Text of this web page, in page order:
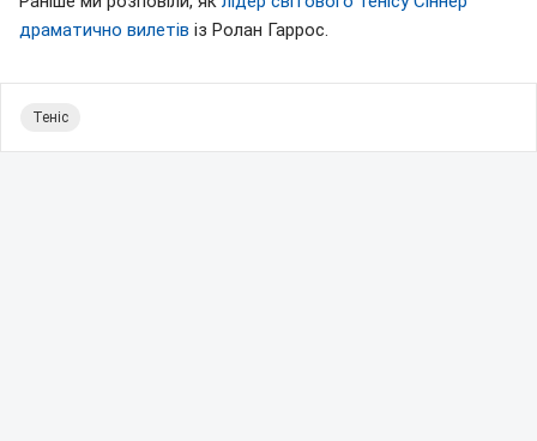
драматично вилетів із Ролан Гаррос.
Теніс